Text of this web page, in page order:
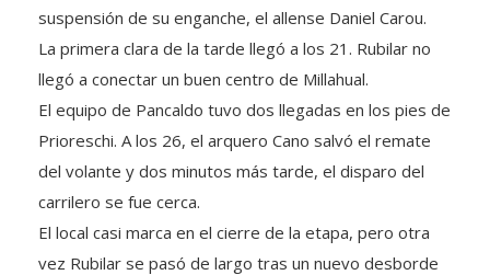
suspensión de su enganche, el allense Daniel Carou.
La primera clara de la tarde llegó a los 21. Rubilar no
llegó a conectar un buen centro de Millahual.
El equipo de Pancaldo tuvo dos llegadas en los pies de
Prioreschi. A los 26, el arquero Cano salvó el remate
del volante y dos minutos más tarde, el disparo del
carrilero se fue cerca.
El local casi marca en el cierre de la etapa, pero otra
vez Rubilar se pasó de largo tras un nuevo desborde